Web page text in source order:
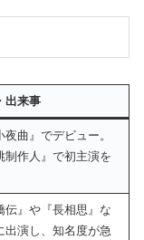
出来事
夜曲』でデビュー。
制作人』で初主演を
伝』や『長相思』な
出演し、知名度が急